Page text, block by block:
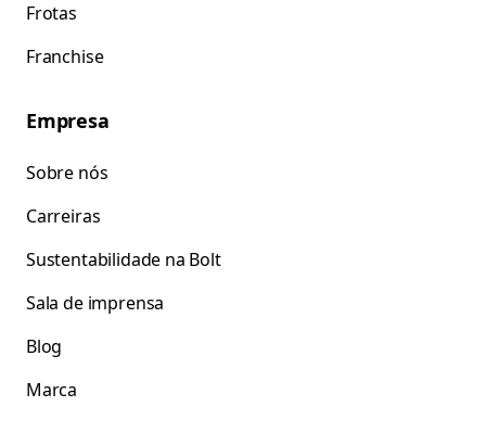
Frotas
Franchise
Empresa
Sobre nós
Carreiras
Sustentabilidade na Bolt
Sala de imprensa
Blog
Marca